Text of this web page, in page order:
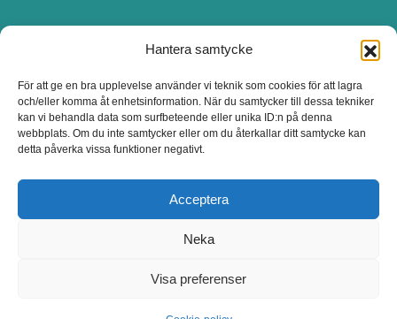
Hantera samtycke
För att ge en bra upplevelse använder vi teknik som cookies för att lagra
och/eller komma åt enhetsinformation. När du samtycker till dessa tekniker
kan vi behandla data som surfbeteende eller unika ID:n på denna
webbplats. Om du inte samtycker eller om du återkallar ditt samtycke kan
detta påverka vissa funktioner negativt.
Acceptera
Neka
Visa preferenser
OM FRISÖRSÖK
UPPDATERA SALONG